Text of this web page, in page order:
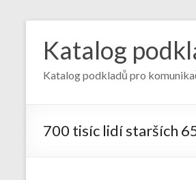
content
Katalog
Katalog podkladů pro
700 tisíc lidí starších